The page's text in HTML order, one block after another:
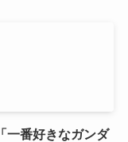
一番好きなガンダ